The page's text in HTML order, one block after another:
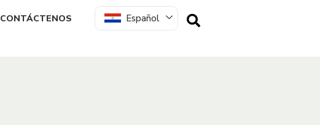
CONTÁCTENOS Español